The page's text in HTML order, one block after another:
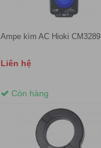
Ampe kìm AC Hioki CM3289
Liên hệ
Còn hàng